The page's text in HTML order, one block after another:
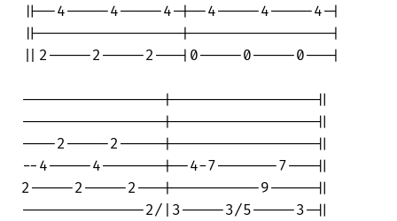
||--4-----4-----4-|--4-----4-----4-|
||----------------|----------------|
||2-----2-----2---|0-----0-----0---|
----------------|----------------||
----------------|----------------||
----2-----2-----|----------------||
--4-----4-------|--4-7-------7---||
2-----2-----2---|----------9-----||
--------------2/|3-----3/5-----3-||